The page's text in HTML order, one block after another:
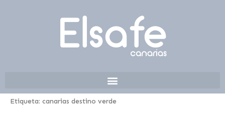
Etiqueta: canarias destino verde